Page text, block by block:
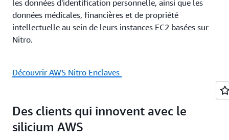
les données d'identification personnelle, ainsi que les
données médicales, financières et de propriété
intellectuelle au sein de leurs instances EC2 basées sur
Nitro.
Découvrir AWS Nitro Enclaves
Des clients qui innovent avec le
silicium AWS